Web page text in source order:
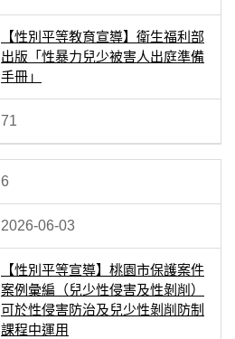
【性別平等教育宣導】衛生福利部
出版「性暴力兒少被害人出庭準備
手冊」
71
6
2026-06-03
【性別平等宣導】桃園市保護案件
案例彙編（兒少性侵害及性剝削）
可於性侵害防治及兒少性剝削防制
課程中運用